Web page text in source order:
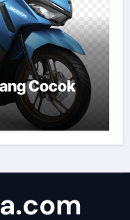
Cocok